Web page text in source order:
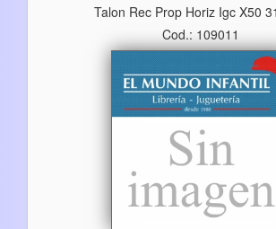
Talon Rec Prop Horiz Igc X50
Cod.: 109011